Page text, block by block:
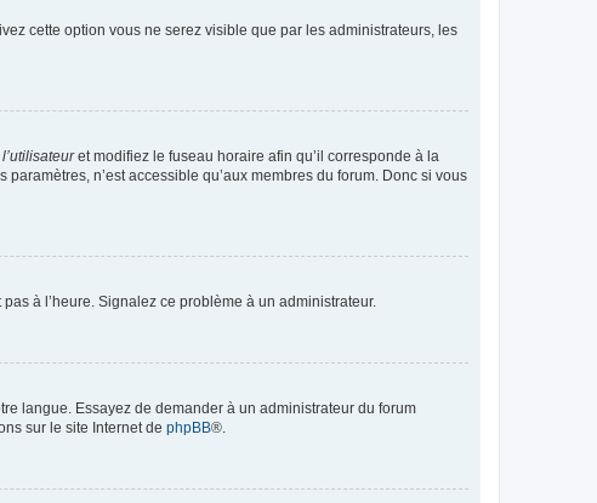
cette option vous ne serez visible que par les administrateurs, les
et modifiez le fuseau horaire afin qu’il corresponde à la
n’est accessible qu’aux membres du forum. Donc si vous
à l’heure. Signalez ce problème à un administrateur.
langue. Essayez de demander à un administrateur du forum
sur le site Internet de phpBB®.